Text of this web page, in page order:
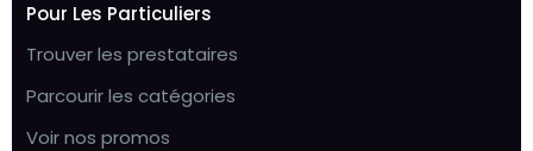
Pour Les Particuliers
Trouver les prestataires
Parcourir les catégories
Voir nos promos